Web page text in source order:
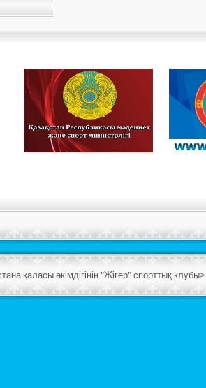
қаласы әкімдігінің "Жігер" спорттық